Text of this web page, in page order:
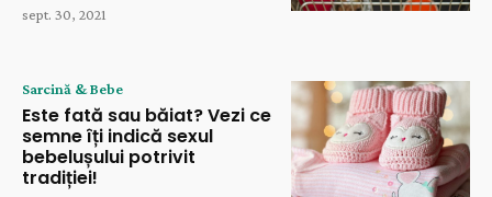
sept. 30, 2021
Sarcină & Bebe
Este fată sau băiat? Vezi ce
semne îți indică sexul
bebelușului potrivit
tradiției!